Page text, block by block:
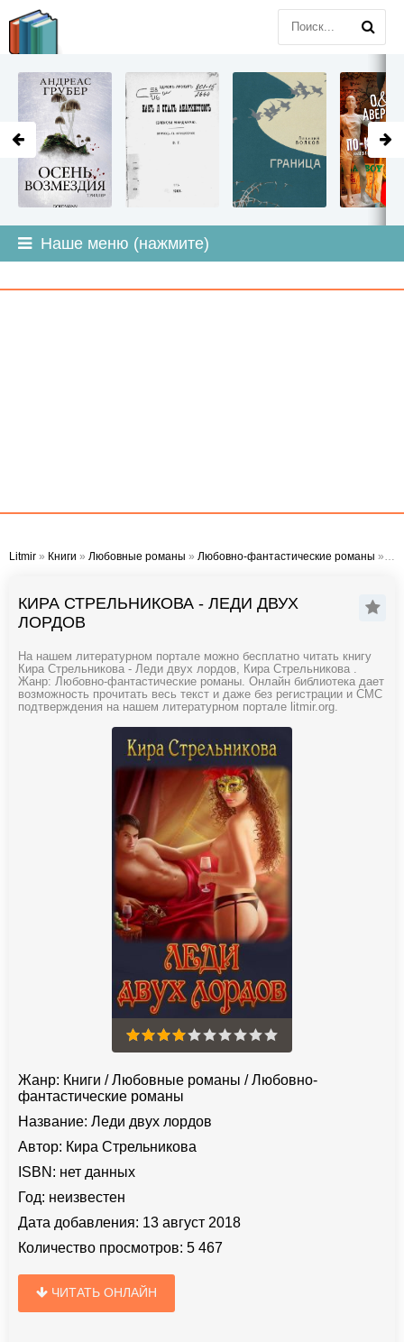
Наше меню (нажмите)
Litmir » Книги » Любовные романы » Любовно-фантастические романы » Кира Стрельникова - Леди двух лордов
КИРА СТРЕЛЬНИКОВА - ЛЕДИ ДВУХ
ЛОРДОВ
На нашем литературном портале можно бесплатно читать книгу
Кира Стрельникова - Леди двух лордов, Кира Стрельникова .
Жанр: Любовно-фантастические романы. Онлайн библиотека дает
возможность прочитать весь текст и даже без регистрации и СМС
подтверждения на нашем литературном портале litmir.org.
Жанр: Книги /Любовные романы /Любовно-
фантастические романы
Название: Леди двух лордов
Автор: Кира Стрельникова
ISBN: нет данных
Год: неизвестен
Дата добавления: 13 август 2018
Количество просмотров: 5 467
ЧИТАТЬ ОНЛАЙН
LITMIR.ORG